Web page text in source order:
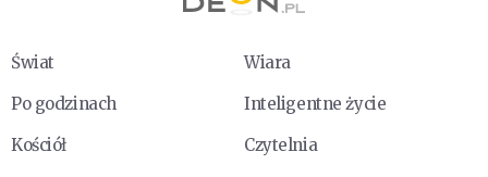
Świat
Wiara
Po godzinach
Inteligentne życie
Kościół
Czytelnia